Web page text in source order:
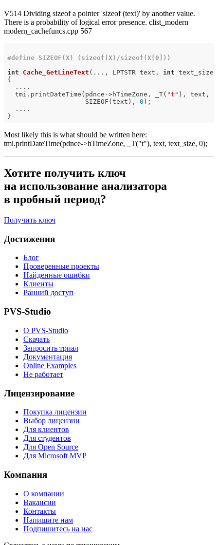
V514 Dividing sizeof a pointer 'sizeof (text)' by another value.
There is a probability of logical error presence. clist_modern
modern_cachefuncs.cpp 567
#define SIZEOF(X) (sizeof(X)/sizeof(X[0]))
int
Cache_GetLineText (..., LPTSTR text, int
{
  ....
  tmi.printDateTime(pdnce->hTimeZone, _T(
"t" ), text,
                    SIZEOF(text),
0 );
  ....
Most likely this is what should be written here:
tmi.printDateTime(pdnce->hTimeZone, _T("t"), text, text_size, 0);
Хотите получить ключ
на использование анализатора
в пробный период?
Получить ключ
Достижения
Блог
Проверенные проекты
Найденные ошибки
Клиенты
Ранний доступ
PVS-Studio
О PVS-Studio
Скачать
Запросить триал
Документация
Online Examples
Не работает
Лицензирование
Покупка лицензии
Выбор лицензии
Для клиентов
Для студентов
Для Open Source
Для Microsoft MVP
Компания
О компании
Вакансии
Контакты
Напишите нам
Подпишитесь на нас